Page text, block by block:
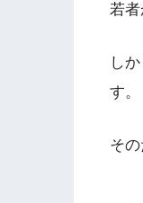
若者
し
す。
そ